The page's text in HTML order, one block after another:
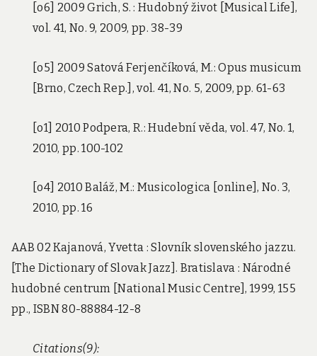
[o6] 2009 Grich, S. : Hudobný život [Musical Life],
vol. 41, No. 9, 2009, pp. 38-39
[o5] 2009 Satová Ferjenčíková, M.: Opus musicum
[Brno, Czech Rep.], vol. 41, No. 5, 2009, pp. 61-63
[o1] 2010 Podpera, R.: Hudební věda, vol. 47, No. 1,
2010, pp. 100-102
[o4] 2010 Baláž, M.: Musicologica [online], No. 3,
2010, pp. 16
AAB 02 Kajanová, Yvetta : Slovník slovenského jazzu.
[The Dictionary of Slovak Jazz]. Bratislava : Národné
hudobné centrum [National Music Centre], 1999, 155
pp., ISBN 80-88884-12-8
Citations(9):